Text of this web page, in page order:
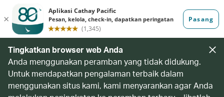
Tingkatkan browser web Anda
Anda menggunakan peramban yang tidak didukung.
Untuk mendapatkan pengalaman terbaik dalam
menggunakan situs kami, kami menyarankan agar Anda